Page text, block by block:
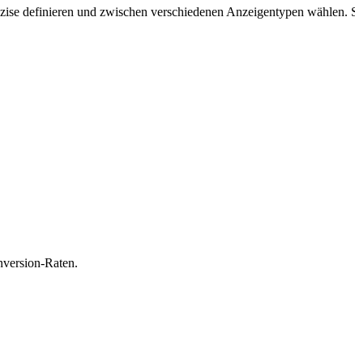
definieren und zwischen verschiedenen Anzeigentypen
Raten.